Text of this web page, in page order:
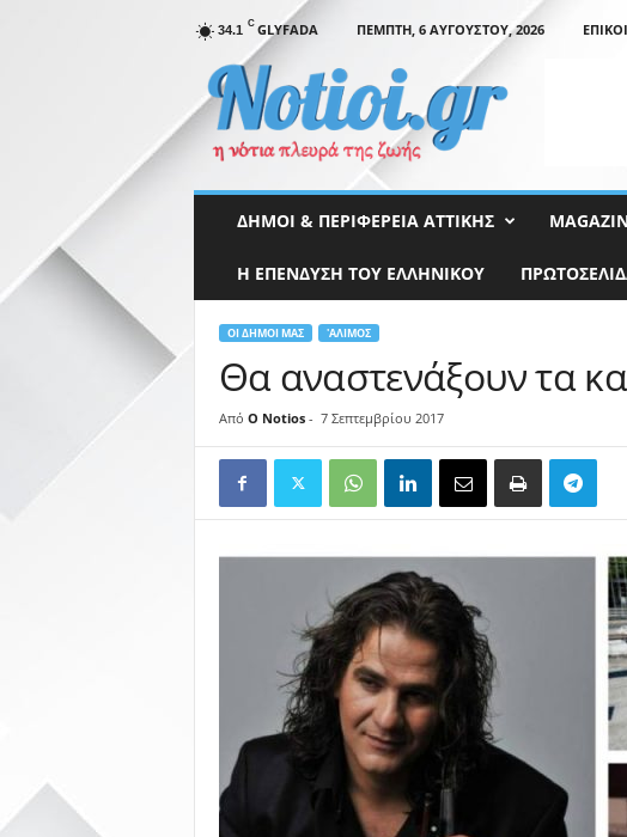
34.1 C GLYFADA ΠΈΜΠΤΗ, 6 ΑΥΓΟΎΣΤΟΥ, 2026
t
ΔΉΜΟΙ & ΠΕΡΙΦΈΡΕΙΑ ΑΤΤΙΚΉΣ
Η ΕΠΕΝΔΥΣΗ ΤΟΥ ΕΛΛΗΝΙΚΟΥ
ΟΙ ΔΉΜΟΙ ΜΑΣ 'ΑΛΙΜΟΣ
Θα αναστενάξουν τα
Από O Notios- 7 Σεπτεμβρίου 2017